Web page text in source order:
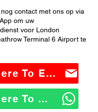
contact met ons op via
om uw
voor London
Terminal 6 Airport te
Click Here To Email Us
Click Here To WhatsApp Us